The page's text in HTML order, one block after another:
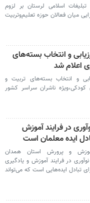
اسلامی لرستان بر لزوم
میان فعالان حوزه تعلیم‌وتربیت
و انتخاب بسته‌های
اعلام شد
و انتخاب بسته‌های تربیت و
کودکی،ویژه ناشران سراسر کشور
در فرایند آموزش
ایده معلمان است
و پرورش استان همدان
در فرایند آموزش و یادگیری
تبادل ایده‌هایی است که می‌تواند